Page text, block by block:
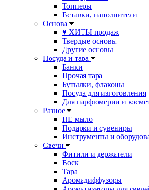
Топперы
Вставки, наполнители
Основа
♥ ХИТЫ продаж
Твердые основы
Другие основы
Посуда и тара
Банки
Прочая тара
Бутылки, флаконы
Посуда для изготовления
Для парфюмерии и
Разное
НЕ мыло
Подарки и сувениры
Инструменты и
Свечи
Фитили и держатели
Воск
Тара
Аромадиффузоры